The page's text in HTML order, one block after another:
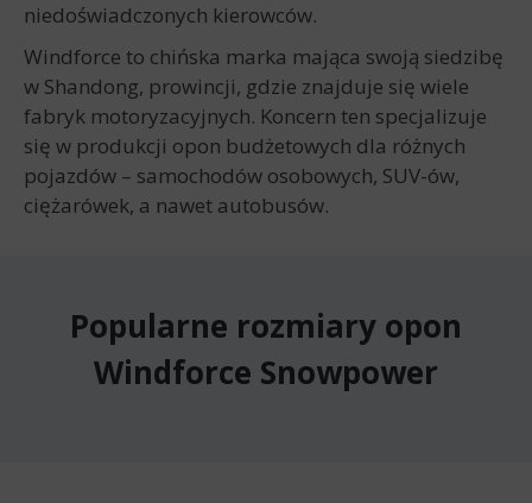
niedoświadczonych kierowców.
Windforce to chińska marka mająca swoją siedzibę
w Shandong, prowincji, gdzie znajduje się wiele
fabryk motoryzacyjnych. Koncern ten specjalizuje
się w produkcji opon budżetowych dla różnych
pojazdów – samochodów osobowych, SUV-ów,
ciężarówek, a nawet autobusów.
Popularne rozmiary opon
Windforce Snowpower